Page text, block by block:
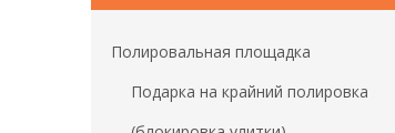
Полировальная площадка
Подарка на крайний полировка